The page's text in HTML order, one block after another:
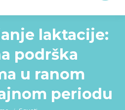
laktacije:
podrška
u ranom
periodu